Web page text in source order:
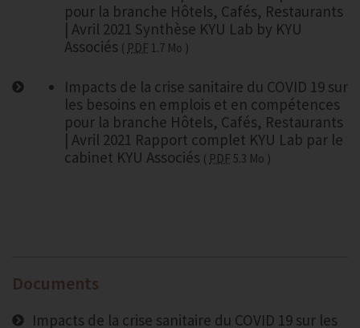
pour la branche Hôtels, Cafés, Restaurants
| Avril 2021 Synthèse KYU Lab by KYU
Associés
PDF 1.7 Mo
Impacts de la crise sanitaire du COVID 19 sur
les besoins en emplois et en compétences
pour la branche Hôtels, Cafés, Restaurants
| Avril 2021 Rapport complet KYU Lab par le
cabinet KYU Associés
PDF 5.3 Mo
Documents
Impacts de la crise sanitaire du COVID 19 sur les